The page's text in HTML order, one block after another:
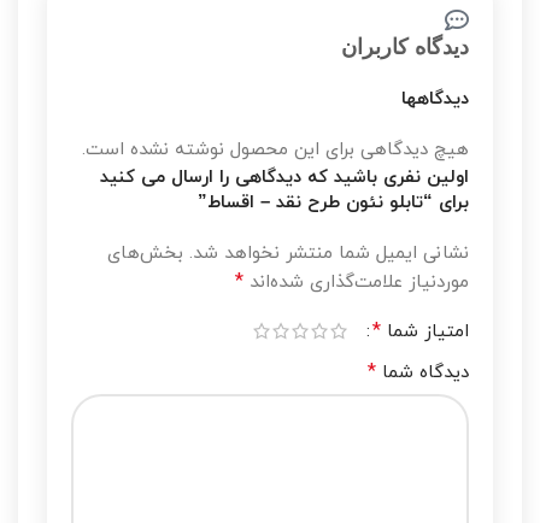
دیدگاه کاربران
دیدگاهها
هیچ دیدگاهی برای این محصول نوشته نشده است.
اولین نفری باشید که دیدگاهی را ارسال می کنید
برای “تابلو نئون طرح نقد – اقساط”
نشانی ایمیل شما منتشر نخواهد شد. بخش‌های
موردنیاز علامت‌گذاری شده‌اند *
امتیاز شما *
دیدگاه شما *